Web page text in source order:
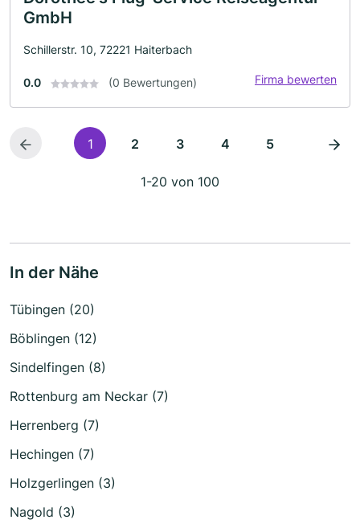
GmbH
Schillerstr. 10, 72221 Haiterbach
0.0 (0 Bewertungen) Firma bewerten
1 2 3 4 5
1-20 von 100
In der Nähe
Tübingen (20)
Böblingen (12)
Sindelfingen (8)
Rottenburg am Neckar (7)
Herrenberg (7)
Hechingen (7)
Holzgerlingen (3)
Nagold (3)